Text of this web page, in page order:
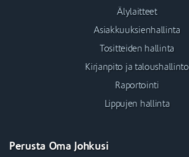
Älylaitteet
Asiakkuuksienhallinta
Tositteiden hallinta
Kirjanpito ja taloushallinto
Raportointi
Lippujen hallinta
Perusta Oma Johkusi